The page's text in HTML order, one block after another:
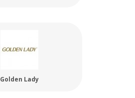
Golden Lady